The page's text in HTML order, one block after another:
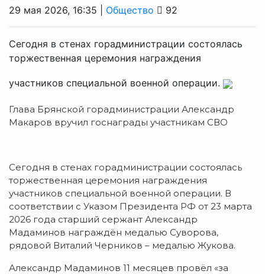
29 мая 2026, 16:35 | Общество 92
Сегодня в стенах горадминистрации состоялась
торжественная церемония награждения
участников специальной военной операции.
Глава Брянской горадминистрации Александр
Макаров вручил госнаграды участникам СВО
Сегодня в стенах горадминистрации состоялась
торжественная церемония награждения
участников специальной военной операции. В
соответствии с Указом Президента РФ от 23 марта
2026 года старший сержант Александр
Мадаминов награждён медалью Суворова,
рядовой Виталий Черников – медалью Жукова.
Александр Мадаминов 11 месяцев провёл «за